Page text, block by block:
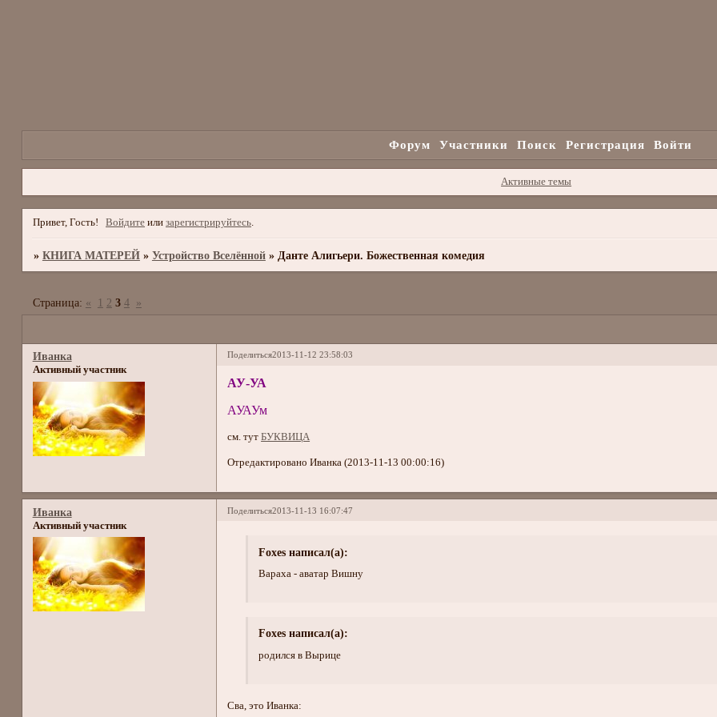
Форум Участники Поиск Регистрация Войти
Активные темы
Привет, Гость! Войдите или зарегистрируйтесь
» КНИГА МАТЕРЕЙ » Устройство Вселённой » Данте Алигьери. Божественная комедия
Страница: « 1 2 3 4 »
Поделиться2013-11-12 23:58:03
Иванка
Активный участник
АУ-УА
АУАУм
см. тутБУКВИЦА
Отредактировано Иванка (2013-11-13 00:00:16)
Поделиться2013-11-13 16:07:47
Иванка
Активный участник
Foxes написал(а):
Вараха - аватар Вишну
Foxes написал(а):
родился в Вырице
Сва, это Иванка: